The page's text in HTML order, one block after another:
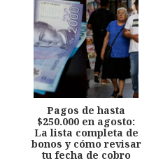
Pagos de hasta
$250.000 en agosto:
La lista completa de
bonos y cómo revisar
tu fecha de cobro